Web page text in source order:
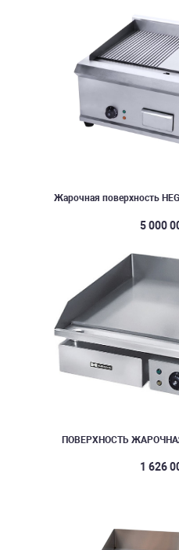
Жарочная поверхность
5 000
ПОВЕРХНОСТЬ ЖАРОЧНАЯ
1 626